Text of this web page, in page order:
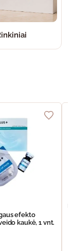
efekto
kaukė, 1 vnt.